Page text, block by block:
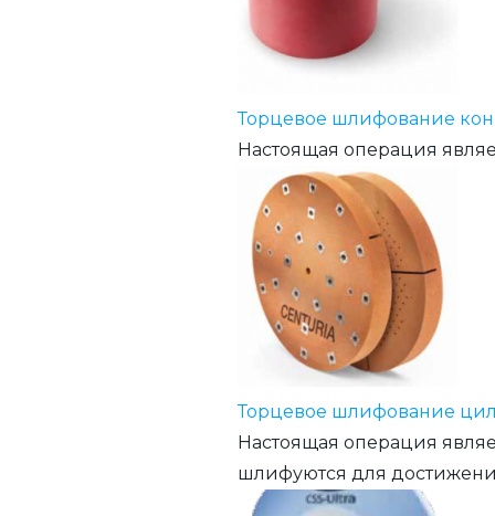
Торцевое шлифование
Настоящая операция
Торцевое шлифование
Настоящая операция
шлифуются для